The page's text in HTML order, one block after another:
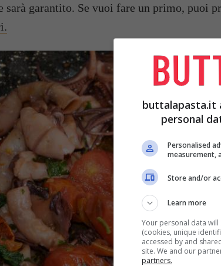
garantito. Se vuoi fare un primo, puoi
buttalapasta.it
personal
Personalised
measurement,
Store and/or
Learn more
Your personal data
(cookies, unique
accessed by and
site. We and our
partners.